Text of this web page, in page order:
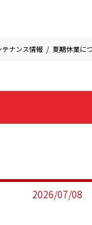
ナンス情報 夏期休業に
2026/07/08